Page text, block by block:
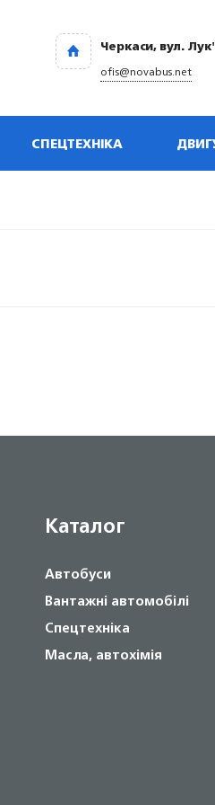
Черкаси, вул.
ofis@novabus.net
СПЕЦТЕХНІКА
Каталог
Автобуси
Вантажні автомобілі
Спецтехніка
Масла, автохімія